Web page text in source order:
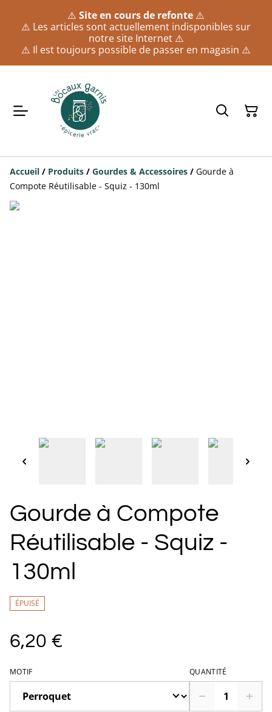
⚠️ Site en cours de refonte ⚠️
⚠️ Les articles sont actuellement indisponibles sur
notre site Internet ⚠️
⚠️ Il est toujours possible de passer en magasin ⚠️
Accueil / Produits / Gourdes & Accessoires / Gourde à
Compote Réutilisable - Squiz - 130ml
Gourde à Compote
Réutilisable - Squiz -
130ml
ÉPUISÉ
6,20 €
MOTIF QUANTITÉ